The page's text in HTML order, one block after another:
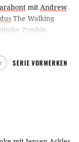
mit Andrew
The Walking
Zombie-
von Robert
ist in einer
angesiedelt.
Angeführt
Grimes, einem
SERIE VORMERKEN